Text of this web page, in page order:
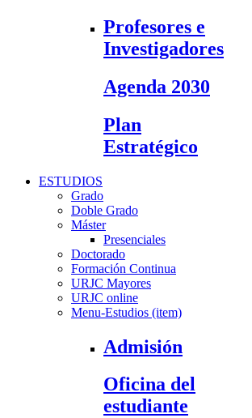
Profesores e
Investigadores
Agenda 2030
Plan
Estratégico
ESTUDIOS
Grado
Doble Grado
Máster
Presenciales
Doctorado
Formación Continua
URJC Mayores
URJC online
Menu-Estudios (item)
Admisión
Oficina del
estudiante